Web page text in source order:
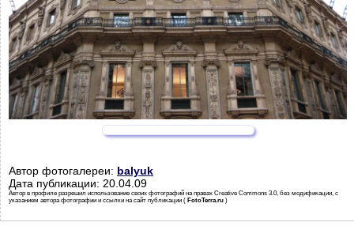
Автор фотогалереи: balyuk
Дата публикации: 20.04.09
Автор в профиле разрешил использование своих фотографий на правах Creative Commons 3.0, без модификации, с
указанием автора фотографии и ссылки на сайт публикации ( FotoTerra.ru )